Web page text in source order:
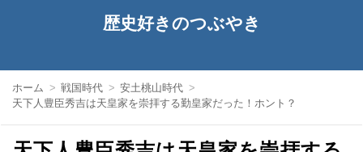
歴史好きのつぶやき
ホーム 戦国時代
安土桃山時代
天下人豊臣秀吉は天皇家を崇拝する勤皇家だった！ホント？